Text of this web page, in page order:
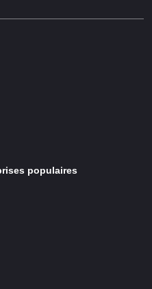
populaires